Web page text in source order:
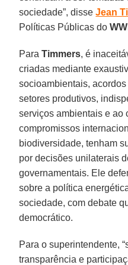
sociedade”, disseJean
Políticas Públicas do
ParaTimmers, é
criadas mediante
socioambientais,
setores produtivos,
serviços ambientais e ao
compromissos
biodiversidade, tenham
por decisões unilaterais
governamentais. Ele
sobre a política
sociedade, com debate
democrático.
Para o superintendente,
transparência e